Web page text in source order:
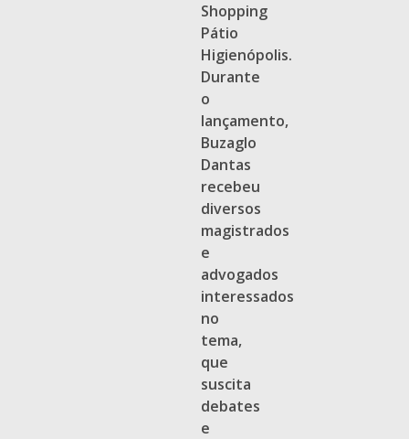
Shopping
Pátio
Higienópolis.
Durante
o
lançamento,
Buzaglo
Dantas
recebeu
diversos
magistrados
e
advogados
interessados
no
tema,
que
suscita
debates
e